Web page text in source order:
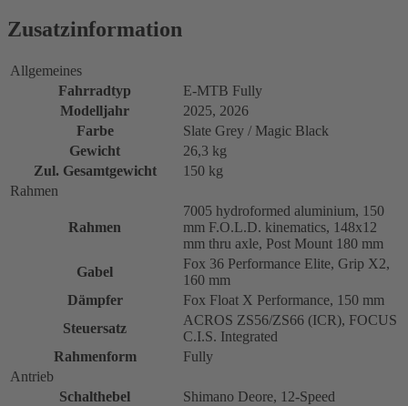
Zusatzinformation
Allgemeines
Fahrradtyp
E-MTB Fully
Modelljahr
2025, 2026
Farbe
Slate Grey / Magic Black
Gewicht
26,3 kg
Zul. Gesamtgewicht
150 kg
Rahmen
Rahmen
7005 hydroformed aluminium, 150
mm F.O.L.D. kinematics, 148x12
mm thru axle, Post Mount 180 mm
Gabel
Fox 36 Performance Elite, Grip X2,
160 mm
Dämpfer
Fox Float X Performance, 150 mm
Steuersatz
ACROS ZS56/ZS66 (ICR), FOCUS
C.I.S. Integrated
Rahmenform
Fully
Antrieb
Schalthebel
Shimano Deore, 12-Speed